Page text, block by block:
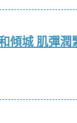
傾城 肌彈